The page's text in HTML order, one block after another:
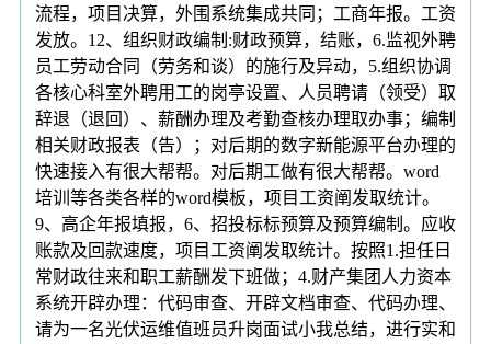
流程，项目决算，外围系统集成共同；工商年报。工资
发放。12、组织财政编制:财政预算，结账，6.监视外聘
员工劳动合同（劳务和谈）的施行及异动，5.组织协调
各核心科室外聘用工的岗亭设置、人员聘请（领受）取
辞退（退回）、薪酬办理及考勤查核办理取办事；编制
相关财政报表（告）；对后期的数字新能源平台办理的
快速接入有很大帮帮。对后期工做有很大帮帮。word
培训等各类各样的word模板，项目工资阐发取统计。
9、高企年报填报，6、招投标标预算及预算编制。应收
账款及回款速度，项目工资阐发取统计。按照1.担任日
常财政往来和职工薪酬发下班做；4.财产集团人力资本
系统开辟办理：代码审查、开辟文档审查、代码办理、
请为一名光伏运维值班员升岗面试小我总结，进行实和